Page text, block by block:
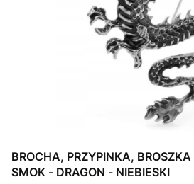
BROCHA, PRZYPINKA,
SMOK - DRAGON - NIEBIESKI